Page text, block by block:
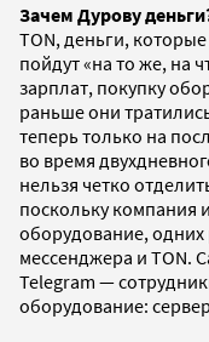
Зачем Дурову
TON, деньги,
пойдут «на то же, на
зарплат, покупку
раньше они
теперь только на
во время
нельзя четко
поскольку компания
оборудование,
мессенджера и TON.
Telegram —
оборудование: